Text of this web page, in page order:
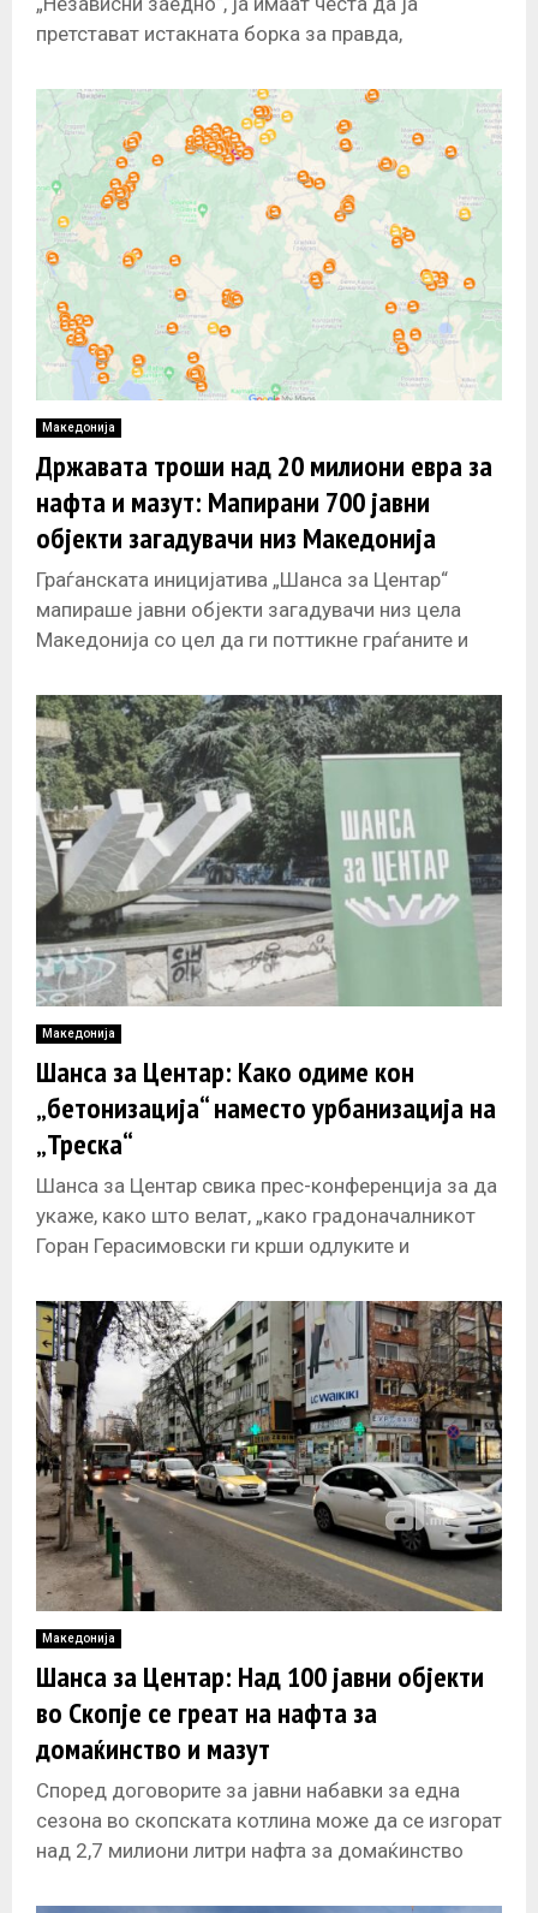
претстават истакната борка за правда,
најреспектабилните јавни личности, Билјана
Ивановска,
Македонија
Државата троши над 20 милиони евра за
нафта и мазут: Мапирани 700 јавни
објекти загадувачи низ Македонија
Граѓанската иницијатива „Шанса за Центар“
мапираше јавни објекти загадувачи низ цела
Македонија со цел да ги поттикне граѓаните и
Македонија
Шанса за Центар: Како одиме кон
„бетонизација“ наместо урбанизација на
„Треска“
Шанса за Центар свика прес-конференција за да
укаже, како што велат, „како градоначалникот
Горан Герасимовски ги крши одлуките и
Македонија
Шанса за Центар: Над 100 јавни објекти
во Скопје се греат на нафта за
домаќинство и мазут
Според договорите за јавни набавки за една
сезона во скопската котлина може да се изгорат
над 2,7 милиони литри нафта за домаќинство